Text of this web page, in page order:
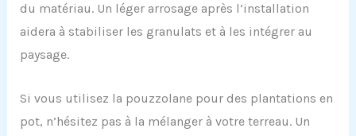
du matériau. Un léger arrosage après l’installation
aidera à stabiliser les granulats et à les intégrer au
paysage.
Si vous utilisez la pouzzolane pour des plantations en
pot, n’hésitez pas à la mélanger à votre terreau. Un